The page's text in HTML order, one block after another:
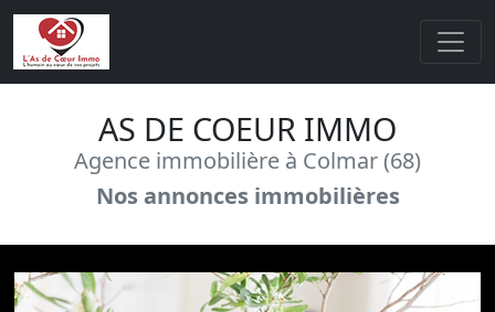
AS DE COEUR IMMO
Agence immobilière à Colmar (68)
Nos annonces immobilières